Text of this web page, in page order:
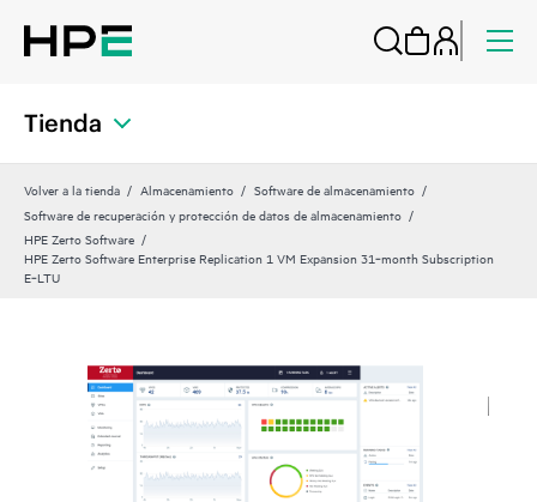
Tienda
Volver a la tienda Almacenamiento
Software de almacenamiento
Software de recuperación y protección de datos de almacenamiento
HPE Zerto Software
HPE Zerto Software Enterprise Replication 1 VM Expansion 31‑month Subscription
E‑LTU